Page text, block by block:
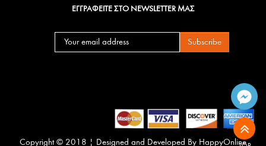
ΕΓΓΡΑΦΕΙΤΕ ΣΤΟ NEWSLETTER ΜΑΣ
Subscribe
Copyright © 2018 | Designed and Developed By HappyOnline